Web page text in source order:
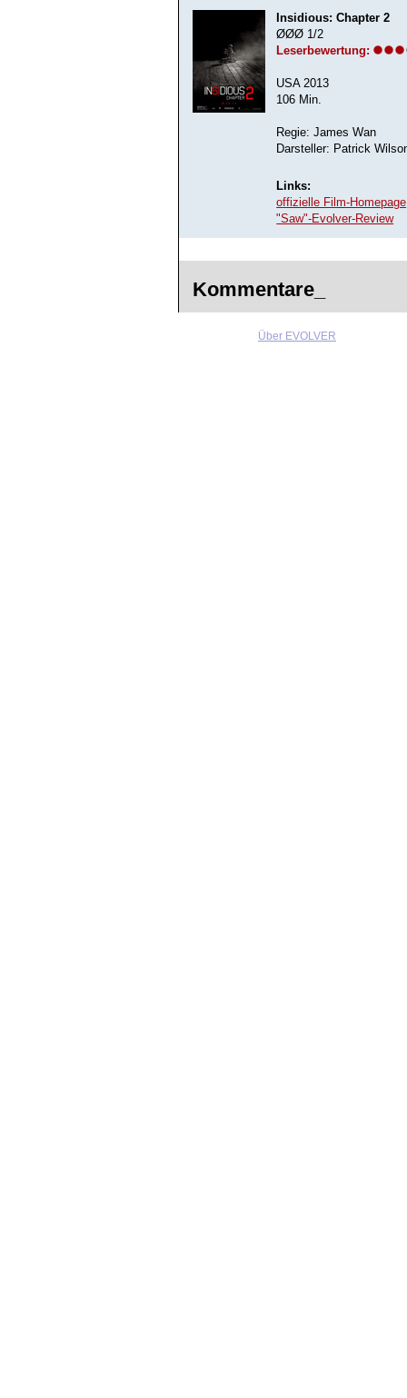
Insidious: Chapter 2
ØØØ 1/2
Leserbewertung:
USA 2013
106 Min.
Regie: James Wan
Darsteller: Patrick
Links:
offizielle Film-Homepage
"Saw"-Evolver-Review
Kommentare_
Über EVOLVER